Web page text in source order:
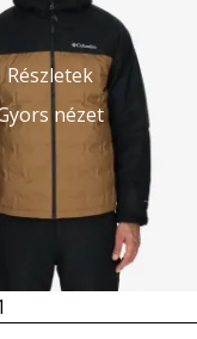
Részletek
nézet